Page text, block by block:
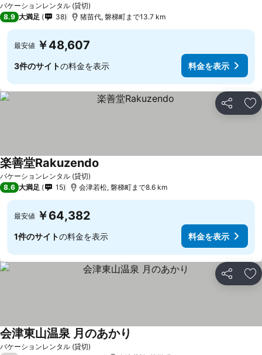
バケーションレンタル (貸切)
8.9 大満足 38 猪苗代, 磐梯町まで13.7 km
最安値 ￥48,607
3件のサイトの料金を表示 料金を表示
シェア お
バケーションレンタル (貸切)
楽善堂Rakuzendo
8.6 大満足 15 会津若松, 磐梯町まで8.6 km
最安値 ￥64,382
1件のサイトの料金を表示 料金を表示
シェア お
バケーションレンタル (貸切)
会津東山温泉 月のあかり